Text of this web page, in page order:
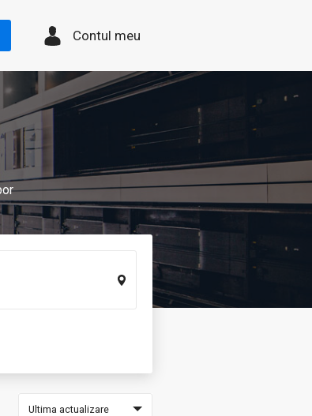
Contul meu
Ultima actualizare